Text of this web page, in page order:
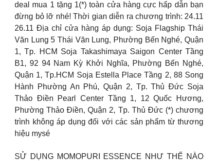
deal mua 1 tặng 1(*) toàn cửa hàng cực hấp dẫn bạn
đừng bỏ lỡ nhé! Thời gian diễn ra chương trình: 24.11
26.11 Địa chỉ cửa hàng áp dụng: Soja Flagship Thái
Văn Lung 5 Thái Văn Lung, Phường Bến Nghé, Quận
1, Tp. HCM Soja Takashimaya Saigon Center Tầng
B1, 92 94 Nam Kỳ Khởi Nghĩa, Phường Bến Nghé,
Quận 1, Tp.HCM Soja Estella Place Tầng 2, 88 Song
Hành Phường An Phú, Quận 2, Tp. Thủ Đức Soja
Thảo Điền Pearl Center Tầng 1, 12 Quốc Hương,
Phường Thảo Điền, Quận 2, Tp. Thủ Đức (*) chương
trình không áp dụng đối với các sản phẩm từ thương
hiệu mysé
SỬ DỤNG MOMOPURI ESSENCE NHƯ THẾ NÀO